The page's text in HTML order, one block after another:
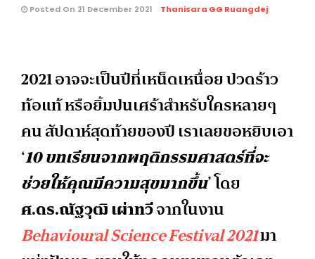
Posted On 21 December 2021 Thanisara GG Ruangdej
2021 อาจจะเป็นปีที่เหน็ดเหนื่อย ปวดร้าว
ท้อแท้ หรือยิ้มปนเศร้าสำหรับใครหลายๆ
คน สัปดาห์สุดท้ายของปี เราเลยขอหยิบเอา
‘10 บทเรียนจากพฤติกรรมศาสตร์ที่จะ
ช่วยให้คุณมีความสุขมากขึ้น’ โดย
ศ.ดร.ณัฐวุฒิ เผ่าทวีจากในงาน
Behavioural Science Festival 2021มา